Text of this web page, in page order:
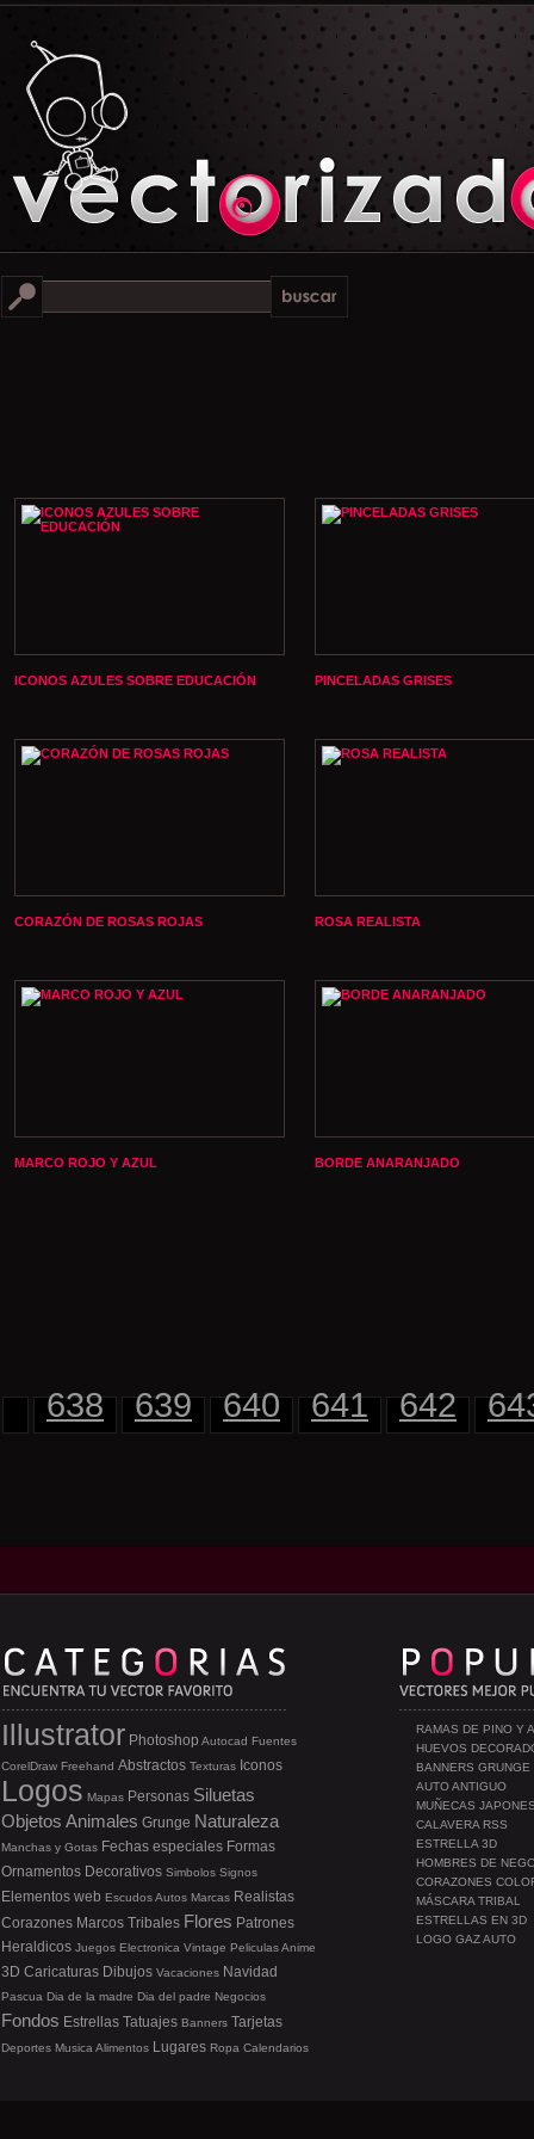
ICONOS AZULES SOBRE EDUCACIÓN PINCELADAS GRISES
CORAZÓN DE ROSAS ROJAS ROSA REALISTA
MARCO ROJO Y AZUL BORDE ANARANJADO
638 639 640 641 642
RAMAS DE PINO Y
HUEVOS
BANNERS GRUNGE
AUTO ANTIGUO
MUÑECAS
CALAVERA RSS
ESTRELLA 3D
HOMBRES DE
CORAZONES
MÁSCARA TRIBAL
ESTRELLAS EN 3D
LOGO GAZ AUTO
Illustrator Photoshop Autocad Fuentes
CorelDraw Freehand Abstractos Texturas Iconos
Logos Mapas Personas Siluetas
Objetos Animales Grunge Naturaleza
Manchas y Gotas Fechas especiales Formas
Ornamentos Decorativos Simbolos Signos
Elementos web EscudosAutos Marcas Realistas
Corazones Marcos Tribales Flores Patrones
Heraldicos Juegos Electronica Vintage PeliculasAnime
3D Caricaturas Dibujos Vacaciones Navidad
Pascua Dia de la madre Dia del padre Negocios
Fondos Estrellas Tatuajes Banners Tarjetas
Deportes Musica Alimentos Lugares Ropa Calendarios